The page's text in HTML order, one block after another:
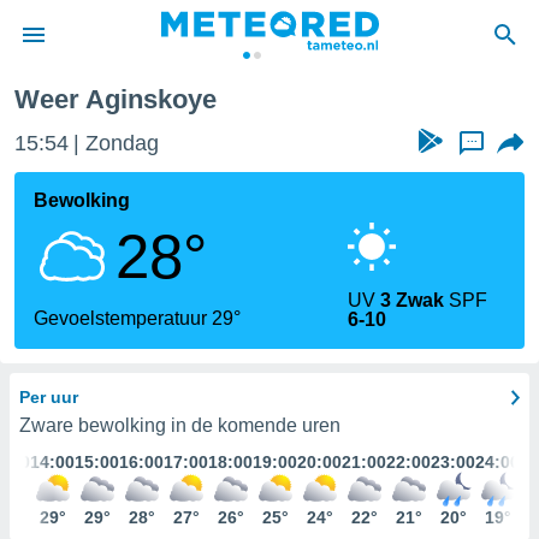
door
verstrekte
hoge
hebt de
voor
op basis
Weer Aginskoye
15:54 Zondag ...
Bewolking
28°
Gevoelstemperatuur 29°
UV3 Zwak SPF
6-10
Per uur
Zware bewolking in de komende uren
14:00
29°
15:00
29°
16:00
28°
17:00
27°
18:00
26°
19:00
25°
20:00
24°
21:00
22°
22:00
21°
23:00
20°
24:00
19°